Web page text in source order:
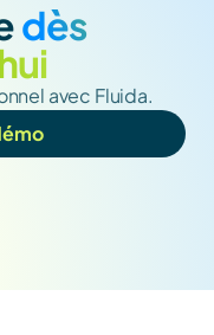
dès
avec Fluida.